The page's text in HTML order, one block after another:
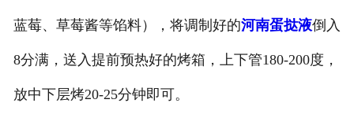
蓝莓、草莓酱等馅料），将调制好的河南蛋挞液倒入
8分满，送入提前预热好的烤箱，上下管180-200度，
放中下层烤20-25分钟即可。